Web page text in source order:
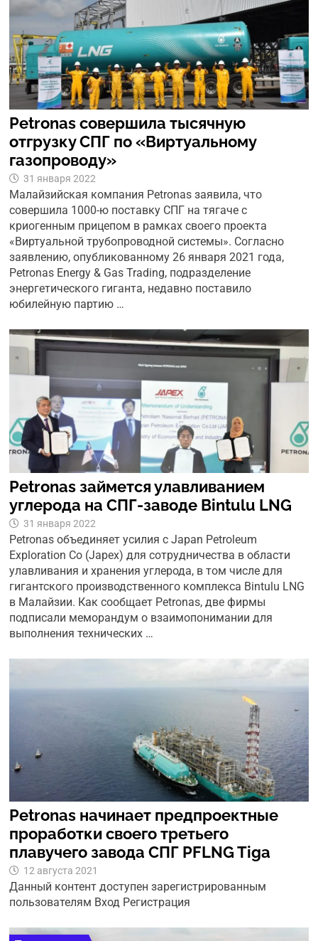
Petronas совершила тысячную
отгрузку СПГ по «Виртуальному
газопроводу»
31 января 2022
Малайзийская компания Petronas заявила, что
совершила 1000-ю поставку СПГ на тягаче с
криогенным прицепом в рамках своего проекта
«Виртуальной трубопроводной системы». Согласно
заявлению, опубликованному 26 января 2021 года,
Petronas Energy & Gas Trading, подразделение
энергетического гиганта, недавно поставило
юбилейную партию …
Petronas займется улавливанием
углерода на СПГ-заводе Bintulu LNG
31 января 2022
Petronas объединяет усилия с Japan Petroleum
Exploration Co (Japex) для сотрудничества в области
улавливания и хранения углерода, в том числе для
гигантского производственного комплекса Bintulu LNG
в Малайзии. Как сообщает Petronas, две фирмы
подписали меморандум о взаимопонимании для
выполнения технических …
Petronas начинает предпроектные
проработки своего третьего
плавучего завода СПГ PFLNG Tiga
12 августа 2021
Данный контент доступен зарегистрированным
пользователям Вход Регистрация